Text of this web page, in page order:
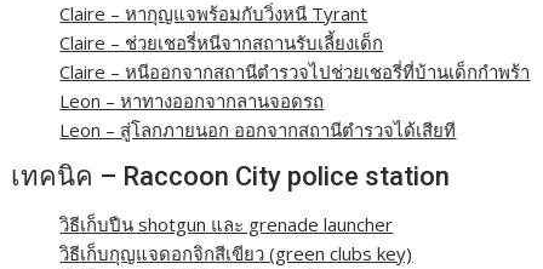
Claire – หากุญแจพร้อมกับวิ่งหนี Tyrant
Claire – ช่วยเชอรี่หนีจากสถานรับเลี้ยงเด็ก
Claire – หนีออกจากสถานีตำรวจไปช่วยเชอรี่ที่บ้านเด็กกำพร้า
Leon – หาทางออกจากลานจอดรถ
Leon – สู่โลกภายนอก ออกจากสถานีตำรวจได้เสียที
เทคนิค – Raccoon City police station
วิธีเก็บปืน shotgun และ grenade launcher
วิธีเก็บกุญแจดอกจิกสีเขียว (green clubs key)